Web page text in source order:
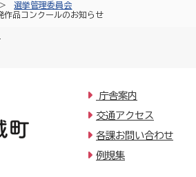
選挙管理委員会
作品コンクールのお知らせ
庁舎案内
交通アクセス
各課お問い合わせ
例規集